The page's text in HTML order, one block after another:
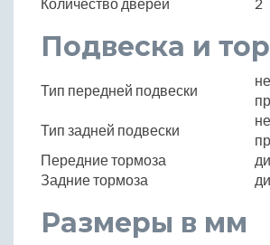
Подвеска и
Тип передней подвески
Тип задней подвески
Передние тормоза
Задние тормоза
Размеры в мм